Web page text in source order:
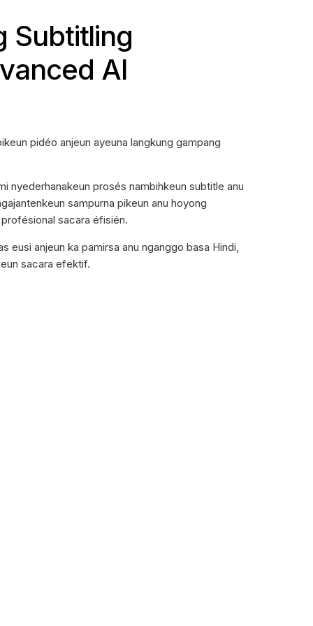
Subtitling
AI
pidéo anjeun ayeuna langkung gampang
nyederhanakeun prosés nambihkeun subtitle anu
sampurna pikeun anu hoyong
sacara éfisién.
eusi anjeun ka pamirsa anu nganggo basa Hindi,
sacara efektif.